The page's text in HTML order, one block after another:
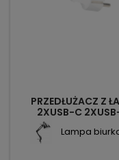
PRZEDŁUŻACZ Z
2XUSB-C
Lampa